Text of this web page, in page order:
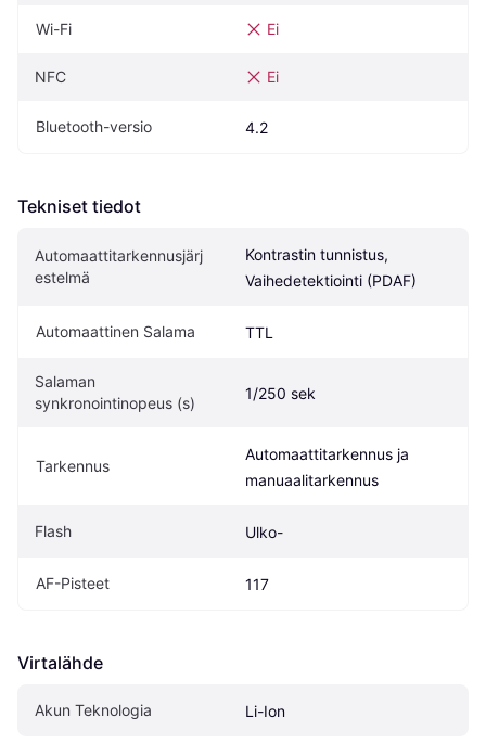
Wi-Fi Ei
NFC Ei
Bluetooth-versio 4.2
Tekniset tiedot
Automaattitarkennusjärj
estelmä
Kontrastin tunnistus,
Vaihedetektiointi (PDAF)
Automaattinen Salama TTL
Salaman
synkronointinopeus (s)
1/250 sek
Tarkennus
Automaattitarkennus ja
manuaalitarkennus
Flash Ulko-
AF-Pisteet 117
Virtalähde
Akun Teknologia Li-Ion